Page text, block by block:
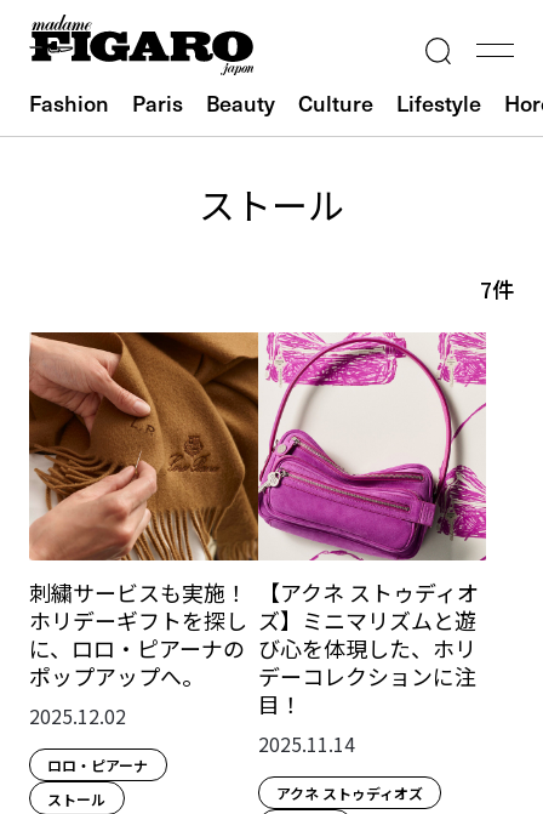
Fashion Paris Beauty Culture Lifestyle
ストール
7件
刺繍サービスも実施！
ホリデーギフトを探し
に、ロロ・ピアーナの
ポップアップへ。
2025.12.02
ロロ・ピアーナ
ストール
【アクネ ストゥディオ
ズ】ミニマリズムと遊
び心を体現した、ホリ
デーコレクションに注
目！
2025.11.14
アクネ ストゥディオズ